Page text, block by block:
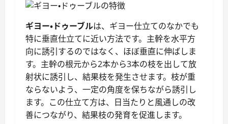
ギヨー・ドゥーブルは、ギヨー仕立てのなかでも
特に垂直仕立てに近い方法です。主幹を水平方
向に誘引するのではなく、ほぼ垂直に伸ばしま
す。主幹の根元から2本から3本の枝を出して放
射状に誘引し、結果枝を発生させます。枝が重
ならないよう、一定の角度を保ちながら誘引し
ます。この仕立て方は、日当たりと風通しの改
善につながり、結果枝の発育を促進します。